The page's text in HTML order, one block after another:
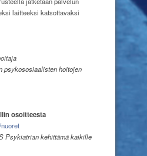
laitteeksi katsottavaksi
psykososiaalisten hoitojen
osoitteesta
t
Psykiatrian kehittämä kaikille